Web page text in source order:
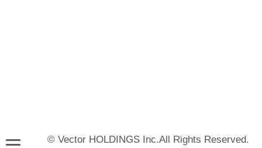
© Vector HOLDINGS Inc.All Rights Reserved.